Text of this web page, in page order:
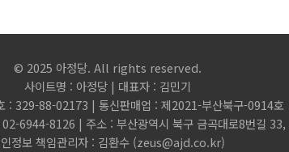
© 2025 아정당. All rights reserved.
사이트명 : 아정당 | 대표자 : 김민기
: 329-88-02173 | 통신판매업 : 제2021-부산북구-0914호
6944-8126 | 주소 : 부산광역시 북구 금곡대로8번길 33,
정보 책임관리자 : 김환수 (zeus@ajd.co.kr)